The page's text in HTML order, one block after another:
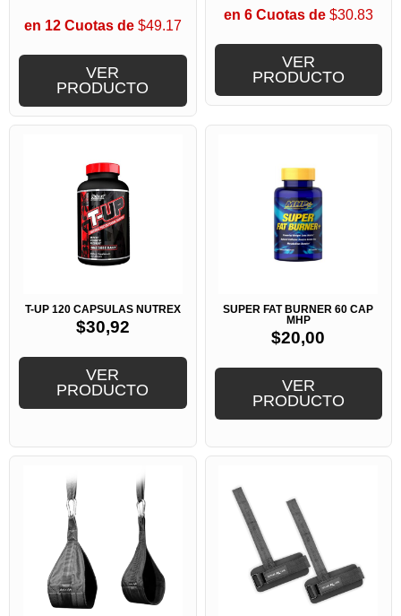
en 12 Cuotas de$49.17
VER
PRODUCTO
en 6 Cuotas de$30.83
VER
PRODUCTO
T-UP 120 CAPSULAS NUTREX
$30,92
VER
PRODUCTO
SUPER FAT BURNER 60 CAP
MHP
$20,00
VER
PRODUCTO